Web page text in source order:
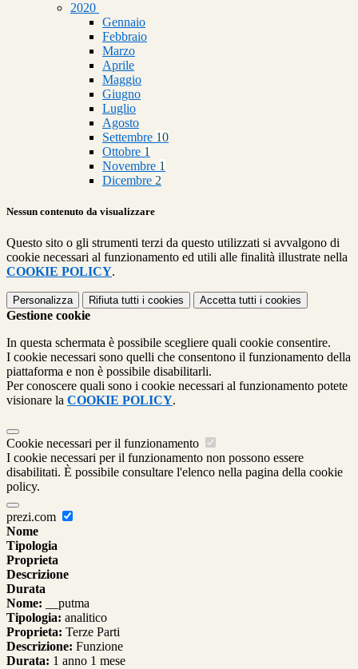
2020
Gennaio
Febbraio
Marzo
Aprile
Maggio
Giugno
Luglio
Agosto
Settembre 10
Ottobre 1
Novembre 1
Dicembre 2
Nessun contenuto da visualizzare
Questo sito o gli strumenti terzi da questo utilizzati si avvalgono di
cookie necessari al funzionamento ed utili alle finalità illustrate nella
COOKIE POLICY.
Personalizza Rifiuta tutti i cookies Accetta tutti i cookies
Gestione cookie
In questa schermata è possibile scegliere quali cookie consentire.
I cookie necessari sono quelli che consentono il funzionamento della
piattaforma e non è possibile disabilitarli.
Per conoscere quali sono i cookie necessari al funzionamento potete
visionare la COOKIE POLICY.
Cookie necessari per il funzionamento
I cookie necessari per il funzionamento non possono essere
disabilitati. È possibile consultare l'elenco nella pagina della cookie
policy.
prezi.com
Nome
Tipologia
Proprieta
Descrizione
Durata
Nome: __putma
Tipologia: analitico
Proprieta: Terze Parti
Descrizione: Funzione
Durata: 1 anno 1 mese